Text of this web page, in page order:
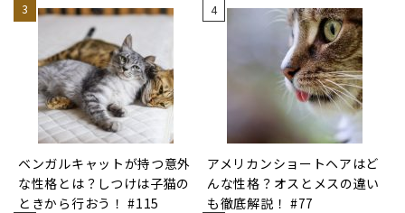
ベンガルキャットが持つ意外
な性格とは？しつけは子猫の
ときから行おう！ #115
アメリカンショートヘアはど
んな性格？オスとメスの違い
も徹底解説！ #77